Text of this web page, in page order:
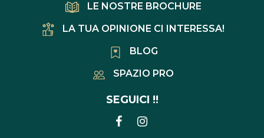
LE NOSTRE BROCHURE
LA TUA OPINIONE CI INTERESSA!
BLOG
SPAZIO PRO
SEGUICI !!
COLLEGAMENTO